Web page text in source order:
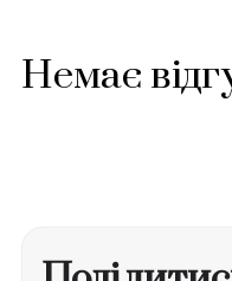
Немає